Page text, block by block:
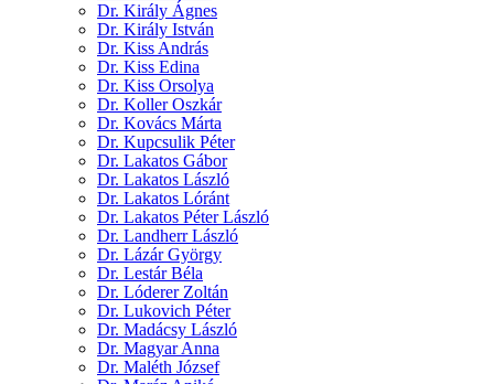
Dr. Király Ágnes
Dr. Király István
Dr. Kiss András
Dr. Kiss Edina
Dr. Kiss Orsolya
Dr. Koller Oszkár
Dr. Kovács Márta
Dr. Kupcsulik Péter
Dr. Lakatos Gábor
Dr. Lakatos László
Dr. Lakatos Lóránt
Dr. Lakatos Péter László
Dr. Landherr László
Dr. Lázár György
Dr. Lestár Béla
Dr. Lóderer Zoltán
Dr. Lukovich Péter
Dr. Madácsy László
Dr. Magyar Anna
Dr. Maléth József